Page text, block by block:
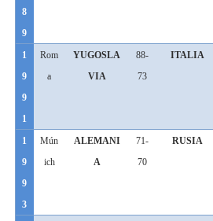
8
9
1
9
9
1
Rom
a
YUGOSLA
VIA
88-
73
ITALIA
1
9
9
3
Mún
ich
ALEMANI
A
71-
70
RUSIA